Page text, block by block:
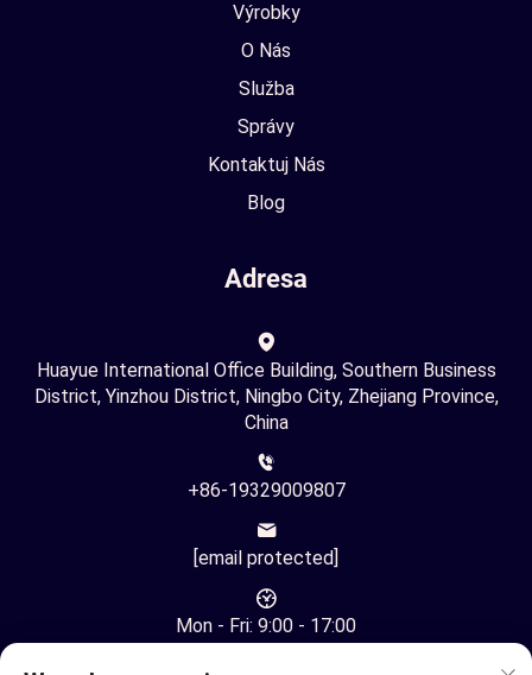
Výrobky
O Nás
Služba
Správy
Kontaktuj Nás
Blog
Adresa
Huayue International Office Building, Southern Business
District, Yinzhou District, Ningbo City, Zhejiang Province,
China
+86-19329009807
[email protected]
Mon - Fri: 9:00 - 17:00